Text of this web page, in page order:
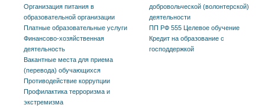
Организация питания в
образовательной организации
Платные образовательные услуги
Финансово-хозяйственная
деятельность
Вакантные места для приема
(перевода) обучающихся
Противодействие коррупции
Профилактика терроризма и
экстремизма
добровольческой (волонтерской)
деятельности
ПП РФ 555 Целевое обучение
Кредит на образование с
господдержкой